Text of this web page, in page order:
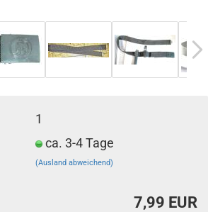
1
ca. 3-4 Tage
(Ausland abweichend)
7,99 EUR